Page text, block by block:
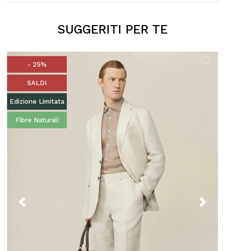
SUGGERITI PER TE
- 25%
SALDI
Edizione Limitata
Fibre Naturali